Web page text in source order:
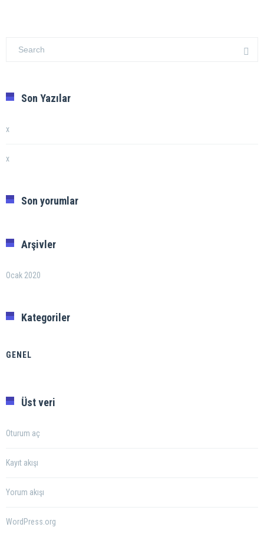
Son Yazılar
x
x
Son yorumlar
Arşivler
Ocak 2020
Kategoriler
GENEL
Üst veri
Oturum aç
Kayıt akışı
Yorum akışı
WordPress.org